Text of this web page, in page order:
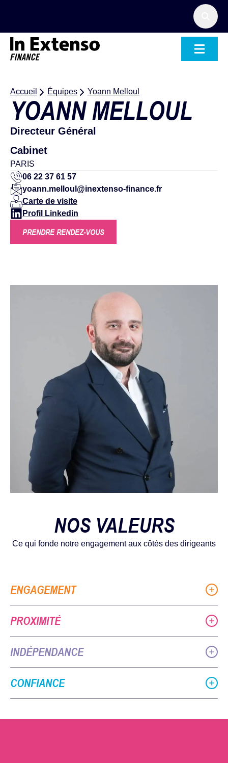
Accueil Équipes Yoann Melloul
YOANN MELLOUL
Directeur Général
Cabinet
PARIS
06 22 37 61 57
yoann.melloul@inextenso-finance.fr
Carte de visite
Profil Linkedin
PRENDRE RENDEZ-VOUS
NOS VALEURS
Ce qui fonde notre engagement aux côtés des dirigeants
ENGAGEMENT
PROXIMITÉ
INDÉPENDANCE
CONFIANCE